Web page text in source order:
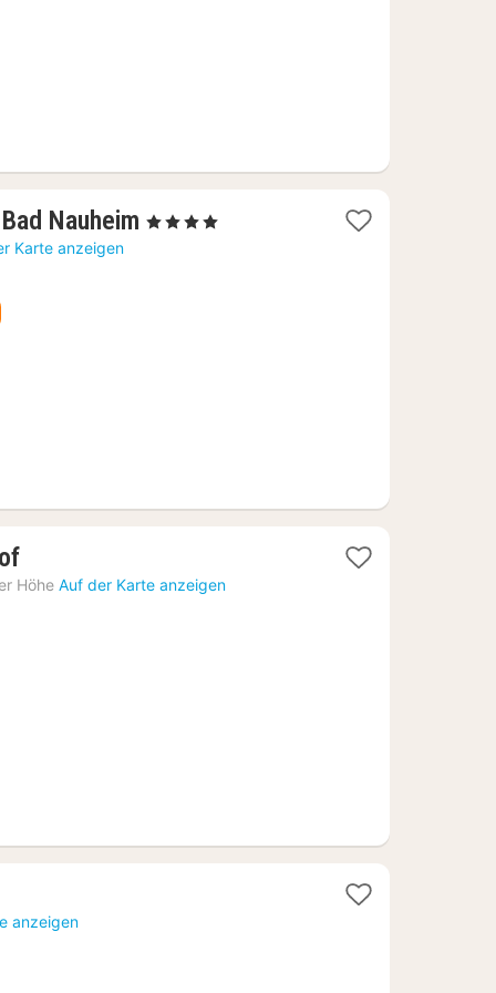
Nauheim 1
, 4 Sterne
Karte anzeigen
1
Nacht
Höhe Auf der Karte anzeigen
anzeigen